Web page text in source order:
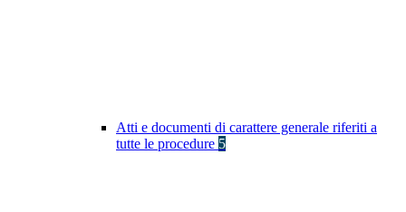
Atti e documenti di carattere generale riferiti a
tutte le procedure 5